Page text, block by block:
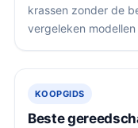
krassen zonder de
vergeleken
KOOPGIDS
Beste